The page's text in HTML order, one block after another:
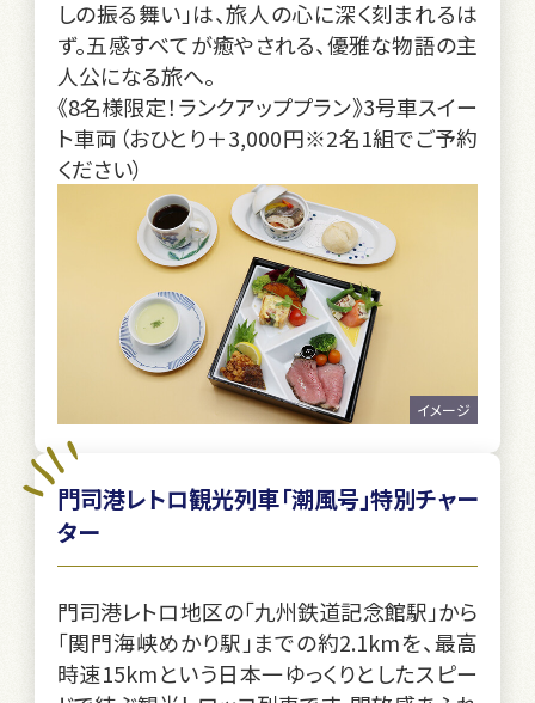
しの振る舞い」は、旅人の心に深く刻まれるは
ず。五感すべてが癒やされる、優雅な物語の主
人公になる旅へ。
《8名様限定！ランクアッププラン》3号車スイー
ト車両（おひとり＋3,000円※2名1組でご予約
ください）
イメージ
門司港レトロ観光列車「潮風号」特別チャー
ター
門司港レトロ地区の「九州鉄道記念館駅」から
「関門海峡めかり駅」までの約2.1kmを、最高
時速15kmという日本一ゆっくりとしたスピー